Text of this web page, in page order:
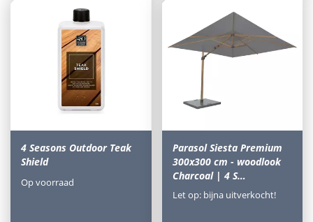
4 Seasons Outdoor Teak
Shield
Op voorraad
Parasol Siesta Premium
300x300 cm - woodlook
Charcoal | 4 S…
Let op: bijna uitverkocht!